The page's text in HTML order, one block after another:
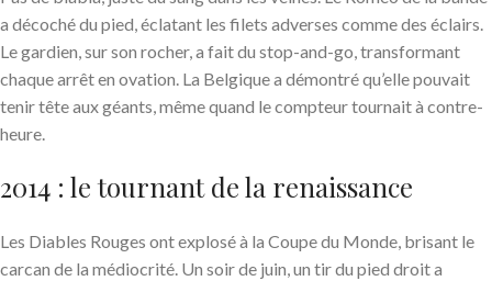
a décoché du pied, éclatant les filets adverses comme des éclairs.
Le gardien, sur son rocher, a fait du stop-and-go, transformant
chaque arrêt en ovation. La Belgique a démontré qu’elle pouvait
tenir tête aux géants, même quand le compteur tournait à contre-
heure.
2014 : le tournant de la renaissance
Les Diables Rouges ont explosé à la Coupe du Monde, brisant le
carcan de la médiocrité. Un soir de juin, un tir du pied droit a